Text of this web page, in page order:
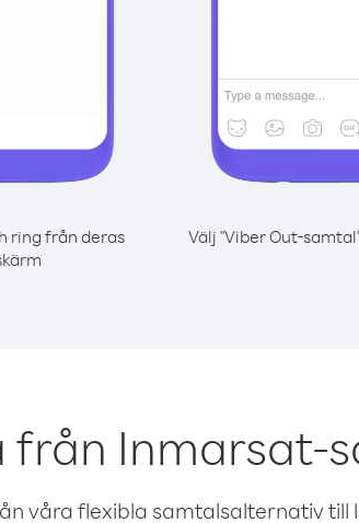
ring från deras
Välj "Viber Out-
från Inmarsat-
våra flexibla samtalsalternativ till